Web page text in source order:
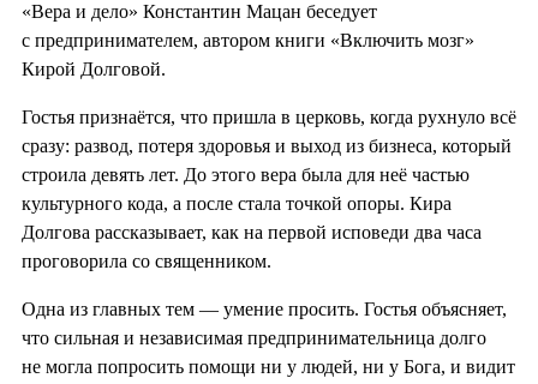
«Вера и дело» Константин Мацан беседует
с предпринимателем, автором книги «Включить мозг»
Кирой Долговой.
Гостья признаётся, что пришла в церковь, когда рухнуло всё
сразу: развод, потеря здоровья и выход из бизнеса, который
строила девять лет. До этого вера была для неё частью
культурного кода, а после стала точкой опоры. Кира
Долгова рассказывает, как на первой исповеди два часа
проговорила со священником.
Одна из главных тем — умение просить. Гостья объясняет,
что сильная и независимая предпринимательница долго
не могла попросить помощи ни у людей, ни у Бога, и видит